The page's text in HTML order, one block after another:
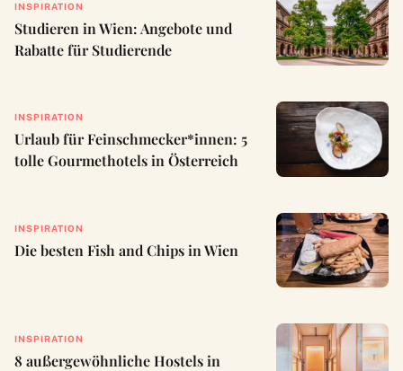
INSPIRATION
Studieren in Wien: Angebote und
Rabatte für Studierende
INSPIRATION
Urlaub für Feinschmecker*innen: 5
tolle Gourmethotels in Österreich
INSPIRATION
Die besten Fish and Chips in Wien
INSPIRATION
8 außergewöhnliche Hostels in